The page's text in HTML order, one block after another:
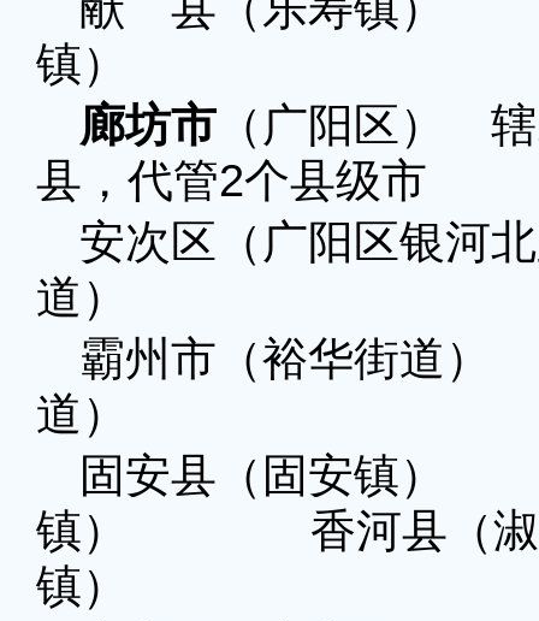
镇）
廊坊市 （广阳区）
县，代管2个县级市
安次区（广阳区银河
道） 广阳区
霸州市（裕华街道
道）
固安县（固安镇
镇） 香河县（
镇）